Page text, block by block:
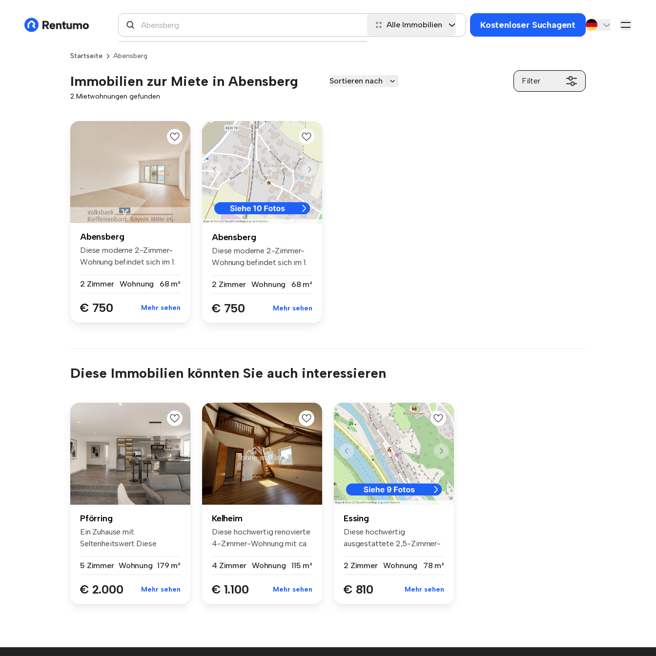
Alle Immobilien Kostenloser Suchagent
Startseite Abensberg
Immobilien zur Miete in Abensberg Sortieren nach Filter
2 Mietwohnungen gefunden
Abensberg
Diese moderne 2-Zimmer-
Wohnung befindet sich im 1.
2 Zimmer
Wohnung 68 m²
€ 750 Mehr sehen
Abensberg
Diese moderne 2-Zimmer-
Wohnung befindet sich im 1.
2 Zimmer
Wohnung 68 m²
€ 750 Mehr sehen
Diese Immobilien könnten Sie auch interessieren
Pförring
Ein Zuhause mit
Seltenheitswert Diese
5 Zimmer Wohnung 179 m²
€ 2.000 Mehr sehen
Kelheim
Diese hochwertig renovierte
4-Zimmer-Wohnung mit ca.
4 Zimmer Wohnung 115 m²
€ 1.100 Mehr sehen
Essing
Diese hochwertig
ausgestattete 2,5-Zimmer-
2 Zimmer
Wohnung 78 m²
€ 810 Mehr sehen